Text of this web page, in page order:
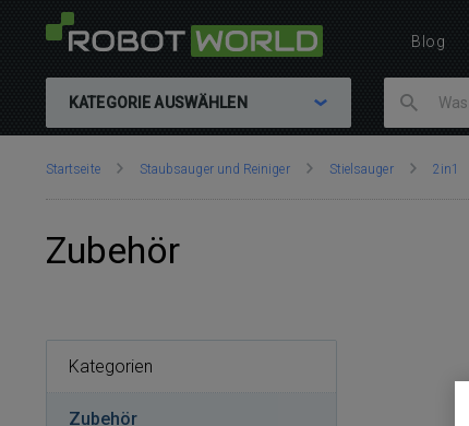
KATEGORIE AUSWÄHLEN
Sie
Startseite Staubsauger und Reiniger Stielsauger 2in1
Zubehör
Kategorien
Zubehör
Blog